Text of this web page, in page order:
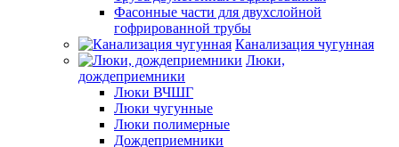
Фасонные части для двухслойной
гофрированной трубы
Канализация чугунная
Люки,
дождеприемники
Люки ВЧШГ
Люки чугунные
Люки полимерные
Дождеприемники